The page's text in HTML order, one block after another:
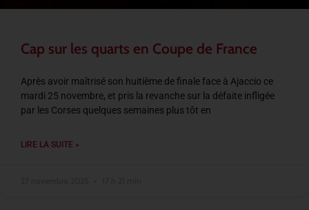
Cap sur les quarts en Coupe de France
Après avoir maîtrisé son huitième de finale face à Ajaccio ce
mardi 25 novembre, et pris la revanche sur la défaite infligée
par les Corses quelques semaines plus tôt en
LIRE LA SUITE »